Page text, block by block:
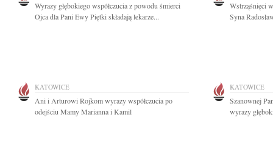
Wyrazy głębokiego współczucia z powodu śmierci
Ojca dla Pani Ewy Piętki składają lekarze...
Wstrząśnięci
Syna
KATOWICE
Ani i Arturowi Rojkom wyrazy współczucia po
odejściu Mamy Marianna i Kamil
KATOWICE
Szanownej
wyrazy